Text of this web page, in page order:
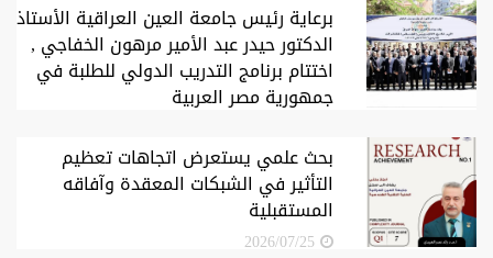
برعاية رئيس جامعة العين العراقية الأستاذ
الدكتور حيدر عبد الأمير مرهون الخفاجي ,
اختتام برنامج التدريب الدولي للطلبة في
جمهورية مصر العربية
بحث علمي يستعرض اتجاهات تعظيم
التأثير في الشبكات المعقدة وآفاقه
المستقبلية
2026/07/25